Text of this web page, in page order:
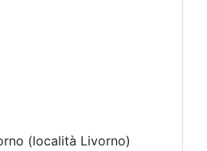
(località Livorno)